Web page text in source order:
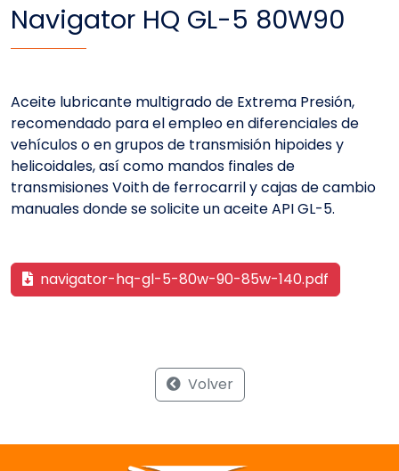
Navigator HQ GL-5 80W90
Aceite lubricante multigrado de Extrema Presión,
recomendado para el empleo en diferenciales de
vehículos o en grupos de transmisión hipoides y
helicoidales, así como mandos finales de
transmisiones Voith de ferrocarril y cajas de cambio
manuales donde se solicite un aceite API GL-5.
navigator-hq-gl-5-80w-90-85w-140.pdf
Volver